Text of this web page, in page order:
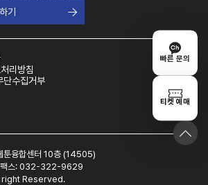
빠른 문의
티켓 예매
기
리방침
단수집거부
툰융합센터 10층 (14505)
스: 032-322-9629
right Reserved.